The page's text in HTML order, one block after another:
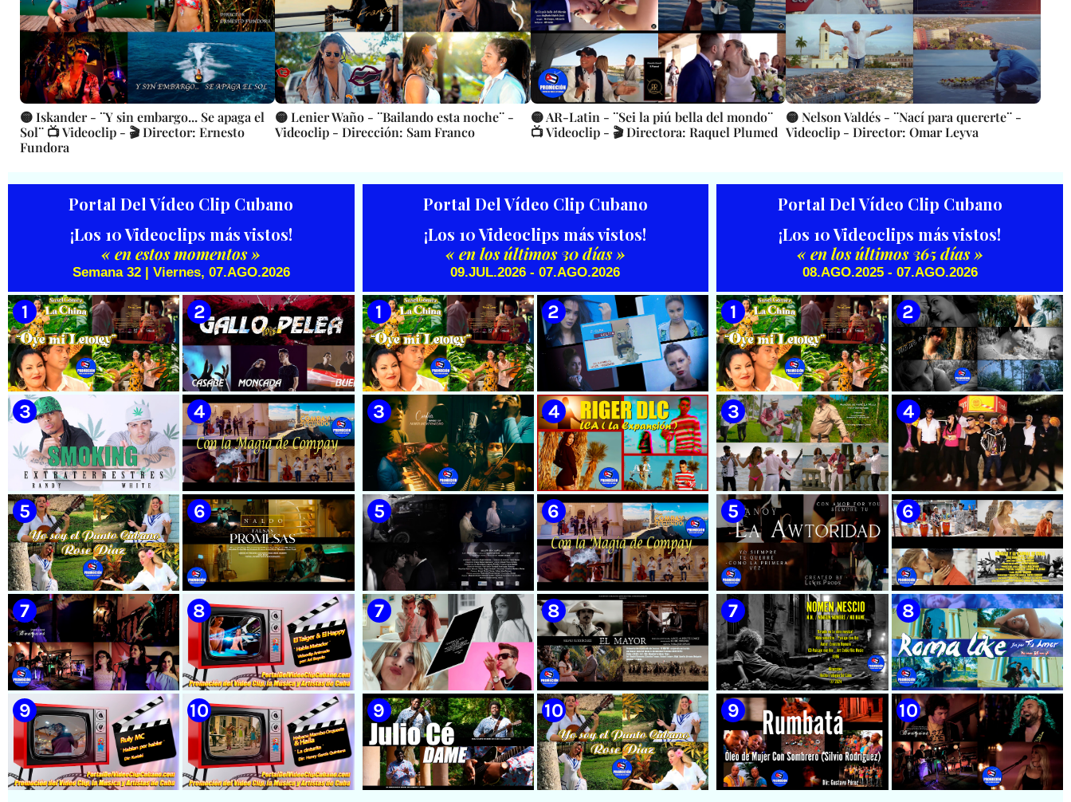
🟡 Iskander - ¨Y sin embargo... Se apaga el
Sol¨ 📺 Videoclip - 🎬 Director: Ernesto
Fundora
🟡 Lenier Waño - ¨Bailando esta noche¨ -
Videoclip - Dirección: Sam Franco
🟡 AR-Latin - ¨Sei la piú bella del mondo¨
📺 Videoclip - 🎬 Directora: Raquel Plumed
🟡 Nelson Valdés - ¨Nací para quererte¨ -
Videoclip - Director: Omar Leyva
Portal Del Vídeo Clip Cubano
¡Los 10 Videoclips más vistos!
« en estos momentos »
Semana 32 | Viernes, 07.AGO.2026
🟡 Susel Gómez (La China) ||
¨Oye Mi Leloley¨ || Director:
Onelio Jesús Larralde González
|| Música popular bailable
cubana || Videoclip || CUBA
🟡 Casabe & Moncada & Buena
Fe - ¨Gallo de pelea¨ - Videoclip
- Dirección: Omar Leyva
🟡 Randy & White -
Extraterrestres - ¨Smoking¨ -
Videoclip - Dirección: Pepe
Salom
🟡 Grupo Compay Segundo ||
¨Con La Magia de Compay¨ ||
Música popular tradicional
cubana || Videoclip || CUBA
🟡 Rose Díaz || ¨Yo soy el Punto
Cubano¨ (Autores: Celina
González y Reutilio
Domínguez) || Director:
Yuliades Mariño Cabello ||
Música popular tradicional
cubana - Punto Cubano -
Punto Guajiro || Videoclip ||
CUBA
🟡 Naldo - ¨Falsas Promesas¨ 📺
Videoclip - 🎬 Dirección:
Visualeme
🟡 Bouquet - ¨Dressed Up
Animal¨ 📺 Videoclip - 🎬
Director: Mauricio Figueiral
🟡 El Taiger & El Happy ||
¨Habla Matador¨ || Videoclip
Animado || Director: Arí Bayolo
Portal Del Vídeo Clip Cubano
¡Los 10 Videoclips más vistos!
« en los últimos 30 días »
09.JUL.2026 - 07.AGO.2026
🟡 Susel Gómez (La China) ||
¨Oye Mi Leloley¨ || Director:
Onelio Jesús Larralde González
|| Música popular bailable
cubana || Videoclip || CUBA
🟡 F-CUBA - ¨Solita¨ -
Videoclip - Director: Asiel
Babastro
🟡 María Montenegro -
¨Confía¨ 📺 Videoclip. CUBA
🟡 Riger DLC || ¨LCA ( La
Expansión )¨ || Director: Dani
A.R || Música cubana || Videoclip
|| CUBA
🟡 Beatriz Márquez - ¨Mujer
Bayamesa¨ 📺 Videoclip - 🎬
Director: Ángel Alderete
🟡 Grupo Compay Segundo ||
¨Con La Magia de Compay¨ ||
Música popular tradicional
cubana || Videoclip || CUBA
🟡 July Roby || ¨Contigo o sin tí¨
|| Videoclip || Música Urbana
Cubana || Director: Marlon el
🟡 Silvio Rodríguez - ¨El
Mayor¨ 📺 Videoclip - 🎬
Director: Ángel Alderete -
Portal Del Vídeo Clip Cubano
¡Los 10 Videoclips más vistos!
« en los últimos 365 días »
08.AGO.2025 - 07.AGO.2026
🟡 Susel Gómez (La China) ||
¨Oye Mi Leloley¨ || Director:
Onelio Jesús Larralde González
|| Música popular bailable
cubana || Videoclip || CUBA
🟢 Pirro | ¨Vuelve a mi¨ |
Videoclip | Música Urbana
Cubana | Artistas Cubanos |
Canción | CUBA
🟡 Tico González - ¨Aunque se
pare la mula¨ - Videoclip -
Dirección: John Meriles -
Roberto C. González
🔴 Osmani García & Varios
Artistas | ¨Chupi Chupi¨ |
Director: Joel Guilian |
Videoclip | Música Urbana
Cubana | Artistas Cubanos |
Canción | CUBA
🟢 Hanoy La Awtoridad |
¨Siempre Tú¨ | Director:
LEWIS.PRODS | Videoclip |
Música Urbana Cubana |
Artistas Cubanos | Canción |
CUBA
🟡 Ronald & El Karnal de Cuba
- ¨Que bonito es el amor¨ 📺
Videoclip - 🎬 Director: Andros
Barroso
🟢 Paisaje con Río | NOMEN
NESCIO, basado en la obra
musical ¨Niño siniestro¨ |
🟡 Roma Like - ¨Fue por tu
amor¨ 📺 Videoclip - 🎬
Director: HE Marrero